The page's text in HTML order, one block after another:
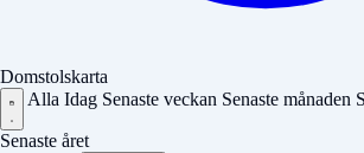
Domstolskarta
Alla Idag Senaste veckan Senaste månaden
Senaste året